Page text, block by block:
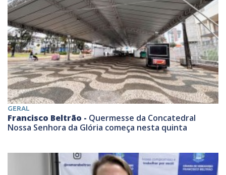
GERAL
Francisco Beltrão - Quermesse da Concatedral
Nossa Senhora da Glória começa nesta quinta